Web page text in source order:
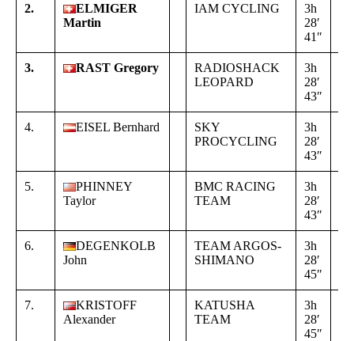
2.
ELMIGER
Martin
IAM CYCLING
3h
28′
41″
3. RAST Gregory
RADIOSHACK
LEOPARD
3h
28′
43″
4. EISEL Bernhard
SKY
PROCYCLING
3h
28′
43″
5.
PHINNEY
Taylor
BMC RACING
TEAM
3h
28′
43″
6.
DEGENKOLB
John
TEAM ARGOS-
SHIMANO
3h
28′
45″
7.
KRISTOFF
Alexander
KATUSHA
TEAM
3h
28′
45″